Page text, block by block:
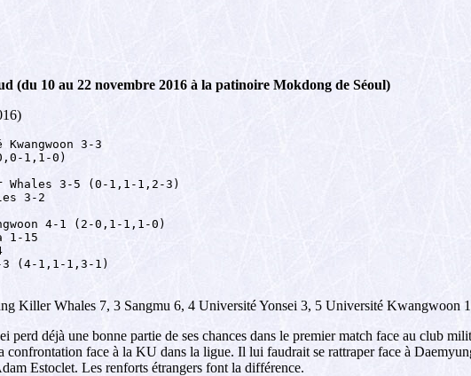
(du 10 au 22 novembre 2016 à la patinoire Mokdong de Séoul)
3-3
1,1-0)
Whales 3-5 (0-1,1-1,2-3)
3-2
4-1 (2-0,1-1,1-0)
1-15
3 (4-1,1-1,3-1)
Killer Whales 7, 3 Sangmu 6, 4 Université Yonsei 3, 5 Université Kwangwoon
perd déjà une bonne partie de ses chances dans le premier match face au club
confrontation face à la KU dans la ligue. Il lui faudrait se rattraper face à
Estoclet. Les renforts étrangers font la différence.